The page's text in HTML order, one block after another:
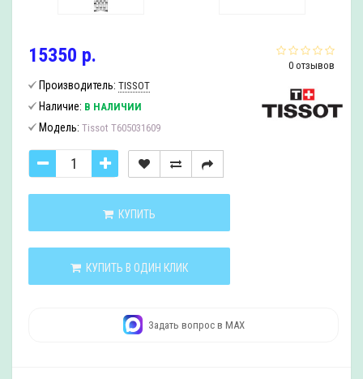
0 отзывов
15350 р.
Производитель: TISSOT
Наличие: В НАЛИЧИИ
Модель: Tissot T605031609
КУПИТЬ
КУПИТЬ В ОДИН КЛИК
Задать вопрос в MAX